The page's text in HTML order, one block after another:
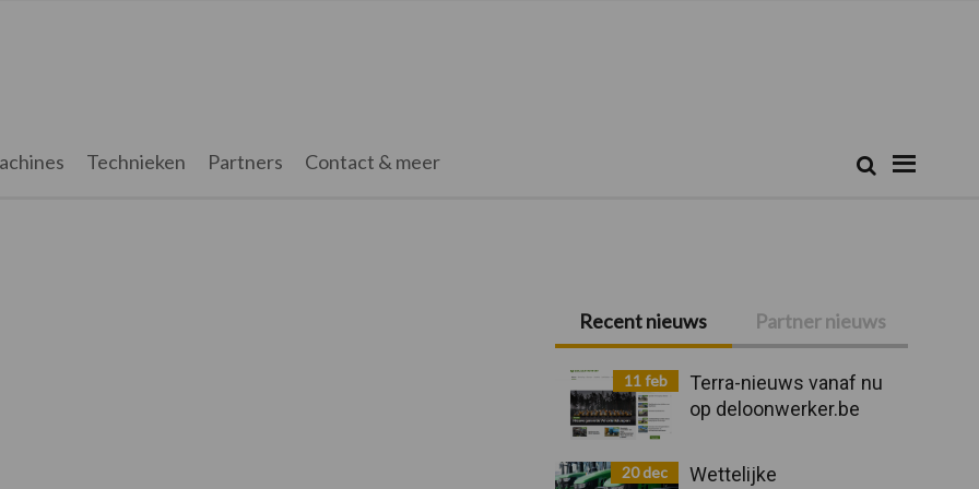
Technieken Partners Contact & meer Zoek
Primaire
Sidebar
Recent nieuws Partner nieuws
11 feb
Terra-nieuws vanaf nu
op deloonwerker.be
20 dec
Wettelijke